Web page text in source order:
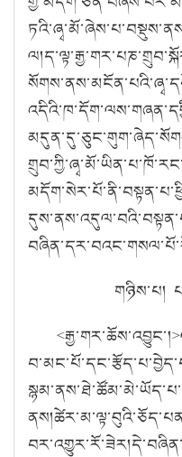
ལ།
གཉིས་པ།
<རྒྱ་གར་ཆོས་འབྱུང་།>
ནས།
བར་འགྱུར་རོ་ཟེར།